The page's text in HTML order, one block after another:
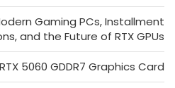
Gaming PCs, Installment
and the Future of RTX GPUs
5060 GDDR7 Graphics Card